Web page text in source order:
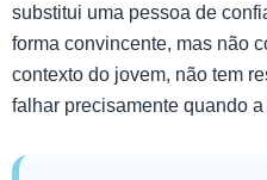
substitui uma pessoa de
forma convincente, mas não
contexto do jovem, não tem
falhar precisamente quando